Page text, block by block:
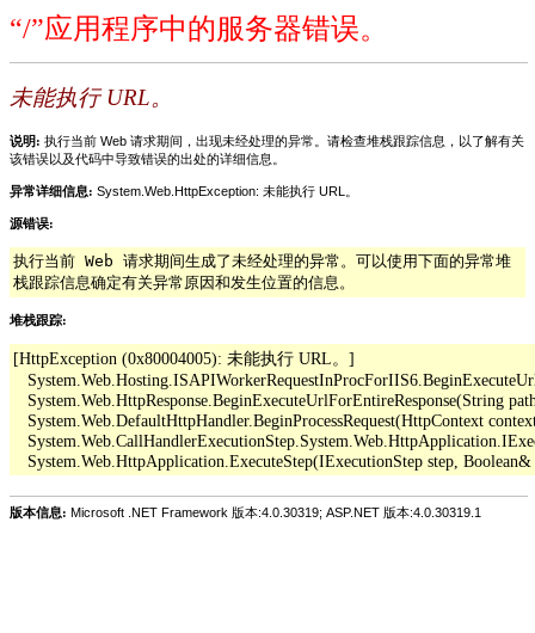
“/”应用程序中的服务器错误。
未能执行 URL。
说明: 执行当前 Web 请求期间，出现未经处理的异常。请检查堆栈跟踪信息，以了解有关
该错误以及代码中导致错误的出处的详细信息。
异常详细信息: System.Web.HttpException: 未能执行 URL。
源错误:
执行当前 Web 请求期间生成了未经处理的异常。可以使用下面的异常堆
栈跟踪信息确定有关异常原因和发生位置的信息。
堆栈跟踪:
[HttpException (0x80004005): 未能执行 URL。]
System.Web.HttpResponse.BeginExecuteUrlForEntireResponse(String
System.Web.DefaultHttpHandler.BeginProcessRequest(HttpContext
版本信息: Microsoft .NET Framework 版本:4.0.30319; ASP.NET 版本:4.0.30319.1